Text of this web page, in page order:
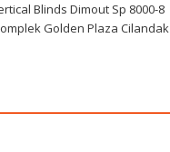
Blinds Dimout Sp 8000-8
Golden Plaza Cilandak